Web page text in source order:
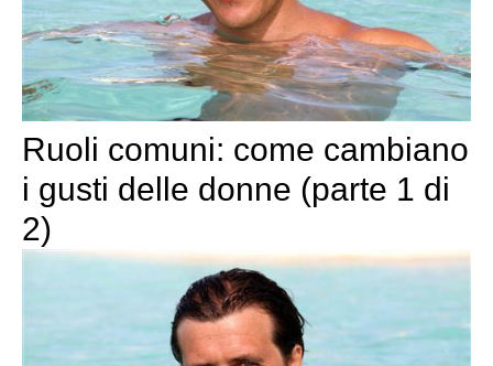
Ruoli comuni: come cambiano
i gusti delle donne (parte 1 di
2)